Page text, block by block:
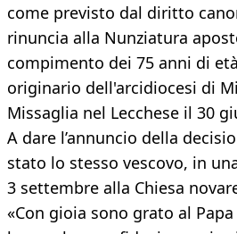
come previsto dal diritto
rinuncia alla Nunziatura
compimento dei 75 anni di
originario dell'arcidiocesi di
Missaglia nel Lecchese il 30
A dare l’annuncio della
stato lo stesso vescovo, in
3 settembre alla Chiesa
«Con gioia sono grato al